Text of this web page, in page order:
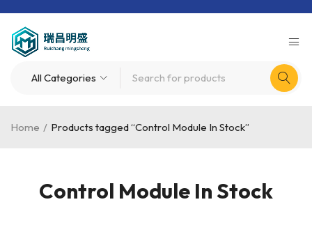
Control Module In Stock
Home / Products tagged “Control Module In Stock”